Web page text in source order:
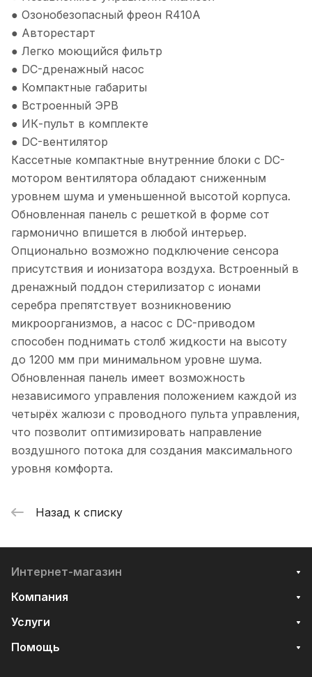
● Озонобезопасный фреон R410А
● Авторестарт
● Легко моющийся фильтр
● DC-дренажный насос
● Компактные габариты
● Встроенный ЭРВ
● ИК-пульт в комплекте
● DC-вентилятор
Кассетные компактные внутренние блоки с DC-
мотором вентилятора обладают сниженным
уровнем шума и уменьшенной высотой корпуса.
Обновленная панель с решеткой в форме сот
гармонично впишется в любой интерьер.
Опционально возможно подключение сенсора
присутствия и ионизатора воздуха. Встроенный в
дренажный поддон стерилизатор с ионами
серебра препятствует возникновению
микроорганизмов, а насос с DC-приводом
способен поднимать столб жидкости на высоту
до 1200 мм при минимальном уровне шума.
Обновленная панель имеет возможность
независимого управления положением каждой из
четырёх жалюзи с проводного пульта управления,
что позволит оптимизировать направление
воздушного потока для создания максимального
уровня комфорта.
Назад к списку
Интернет-магазин
Компания
Услуги
Помощь